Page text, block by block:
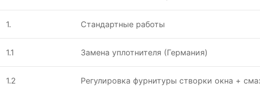
1. Стандартные работы
1.1 Замена уплотнителя (Германия)
1.2 Регулировка фурнитуры створки окна +